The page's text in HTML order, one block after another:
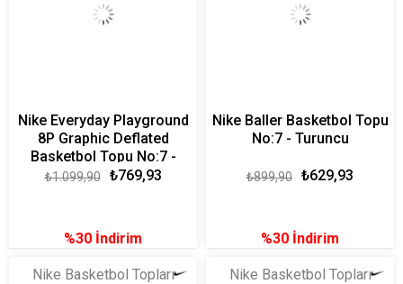
Nike Everyday Playground
8P Graphic Deflated
Basketbol Topu No:7 -
Kırmızı₺769,93
₺1.099,90
%30 İndirim
Nike Baller Basketbol Topu
No:7 - Turuncu
₺629,93
₺899,90
%30 İndirim
Nike Basketbol Topları Nike Basketbol Topları